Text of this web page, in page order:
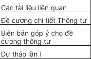
Các tài liệu liên quan
Đề cương chi tiết Thông tư
Biên bản góp ý cho đề
cương thông tư
Dự thảo lần I